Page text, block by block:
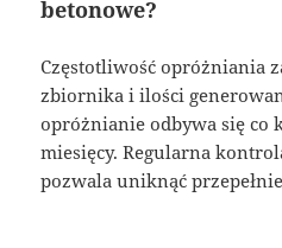
betonowe?
Częstotliwość opróżniania
zbiornika i ilości
opróżnianie odbywa się co
miesięcy. Regularna
pozwala uniknąć